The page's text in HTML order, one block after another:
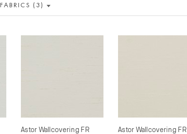
FABRICS (3)
Astor Wallcovering FR
Astor Wallcovering FR